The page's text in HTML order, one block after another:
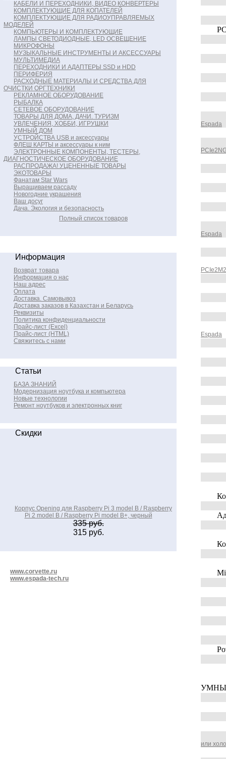
КАБЕЛИ И ПЕРЕХОДНИКИ, ВИДЕО КОНВЕРТЕРЫ
КОМПЛЕКТУЮЩИЕ ДЛЯ КОПАТЕЛЕЙ
КОМПЛЕКТУЮЩИЕ ДЛЯ РАДИОУПРАВЛЯЕМЫХ
МОДЕЛЕЙ
КОМПЬЮТЕРЫ И КОМПЛЕКТУЮЩИЕ
ЛАМПЫ СВЕТОДИОДНЫЕ, LED ОСВЕЩЕНИЕ
МИКРОФОНЫ
МУЗЫКАЛЬНЫЕ ИНСТРУМЕНТЫ И АКСЕССУАРЫ
МУЛЬТИМЕДИА
ПЕРЕХОДНИКИ И АДАПТЕРЫ SSD и HDD
ПЕРИФЕРИЯ
РАСХОДНЫЕ МАТЕРИАЛЫ И СРЕДСТВА ДЛЯ
ОЧИСТКИ ОРГТЕХНИКИ
РЕКЛАМНОЕ ОБОРУДОВАНИЕ
РЫБАЛКА
СЕТЕВОЕ ОБОРУДОВАНИЕ
ТОВАРЫ ДЛЯ ДОМА, ДАЧИ. ТУРИЗМ
УВЛЕЧЕНИЯ, ХОББИ, ИГРУШКИ
УМНЫЙ ДОМ
УСТРОЙСТВА USB и аксессуары
ФЛЕШ КАРТЫ и аксессуары к ним
ЭЛЕКТРОННЫЕ КОМПОНЕНТЫ, ТЕСТЕРЫ,
ДИАГНОСТИЧЕСКОЕ ОБОРУДОВАНИЕ
РАСПРОДАЖА! УЦЕНЕННЫЕ ТОВАРЫ
ЭКОТОВАРЫ
Фанатам Star Wars
Выращиваем рассаду
Новогодние украшения
Ваш досуг
Дача. Экология и безопасность
Полный список товаров
Информация
Возврат товара
Информация о нас
Наш адрес
Оплата
Доставка. Самовывоз
Доставка заказов в Казахстан и Беларусь
Реквизиты
Политика конфиденциальности
Прайс-лист (Excel)
Прайс-лист (HTML)
Свяжитесь с нами
Статьи
БАЗА ЗНАНИЙ
Модернизация ноутбука и компьютера
Новые технологии
Ремонт ноутбуков и электронных книг
Скидки
Корпус Opening для Raspberry Pi 3 model B / Raspberry
Pi 2 model B / Raspberry Pi model B+, черный
335 руб.
315 руб.
www.corvette.ru
www.espada-tech.ru
PCI
Espada
Espada
Espada
Mini
или